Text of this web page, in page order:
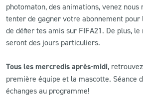
LS ACADEMY CAMPS
MATCH DES CELEBRITES
photomaton, des animations, venez
tenter de gagner votre abonnement
de défier tes amis sur FIFA21. De plus,
seront des jours particuliers.
Tous les mercredis après-midi,
première équipe et la mascotte. Séance
échanges au programme!